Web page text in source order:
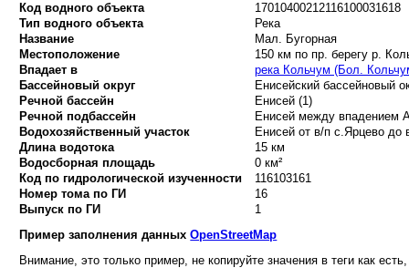
Код водного объекта
17010400212116100031618
Тип водного объекта
Река
Название
Мал. Бугорная
Местоположение
150 км по пр. берегу р.
Впадает в
река Кольчум (Бол.
Бассейновый округ
Енисейский бассейновый
Речной бассейн
Енисей (1)
Речной подбассейн
Енисей между впадением
Водохозяйственный участок
Енисей от в/п с.Ярцево до
Длина водотока
15 км
Водосборная площадь
0 км²
Код по гидрологической изученности
116103161
Номер тома по ГИ
16
Выпуск по ГИ
1
Пример заполнения данныхOpenStreetMap
Внимание, это только пример, не копируйте значения в теги как